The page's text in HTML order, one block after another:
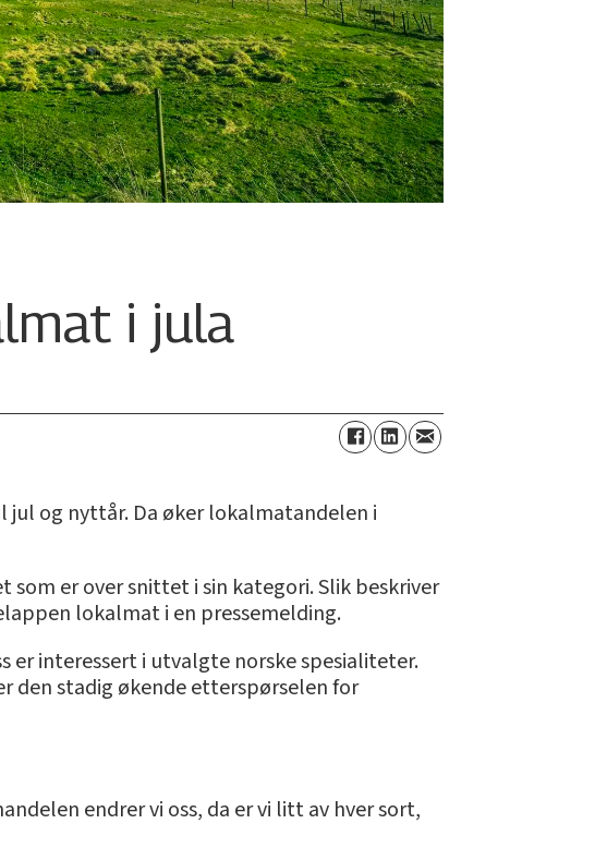
i jula
og nyttår. Da øker lokalmatandelen i
er over snittet i sin kategori. Slik beskriver
lokalmat i en pressemelding.
er interessert i utvalgte norske spesialiteter.
den stadig økende etterspørselen for
endrer vi oss, da er vi litt av hver sort,